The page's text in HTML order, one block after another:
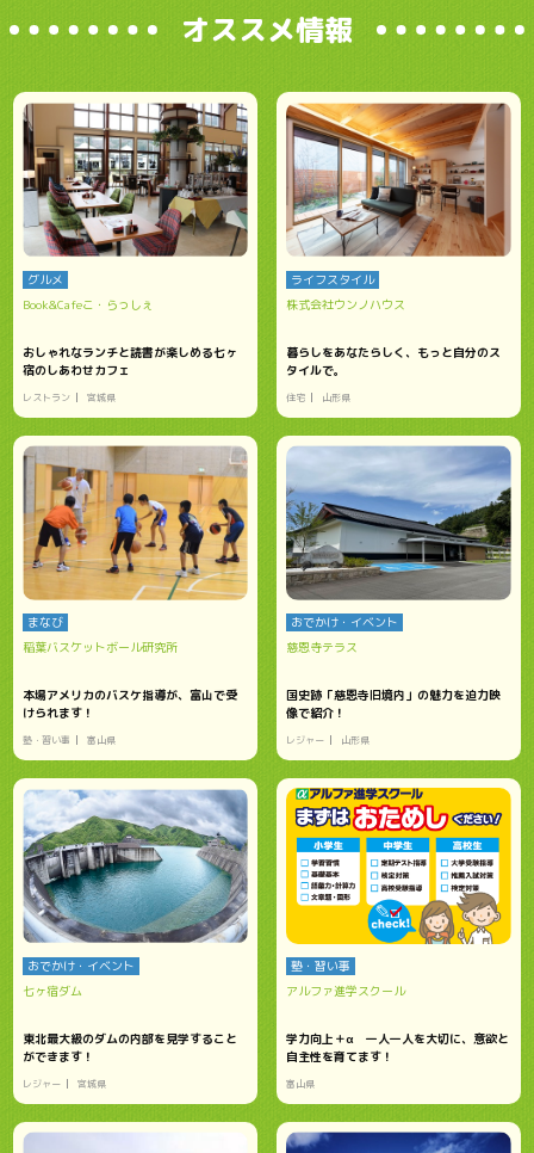
オススメ情報
グルメ
Book&Cafeこ・らっしぇ
おしゃれなランチと読書が楽しめる七ヶ
宿のしあわせカフェ
レストラン 宮城県
ライフスタイル
株式会社ウンノハウス
暮らしをあなたらしく、もっと自分のス
タイルで。
住宅 山形県
まなび
稲葉バスケットボール研究所
本場アメリカのバスケ指導が、富山で受
けられます！
塾・習い事 富山県
おでかけ・イベント
慈恩寺テラス
国史跡「慈恩寺旧境内」の魅力を迫力映
像で紹介！
レジャー 山形県
おでかけ・イベント
七ヶ宿ダム
東北最大級のダムの内部を見学すること
ができます！
レジャー 宮城県
塾・習い事
アルファ進学スクール
学力向上＋α 一人一人を大切に、意欲と
自主性を育てます！
富山県